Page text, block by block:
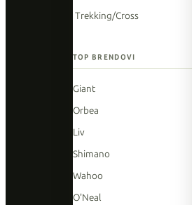
Trekking/Cross
TOP BRENDOVI
Giant
Orbea
Liv
Shimano
Wahoo
O'Neal